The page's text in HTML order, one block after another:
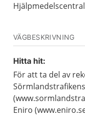
VÄGBESKRIVNING
Hitta hit:
För att ta del av
Eniro